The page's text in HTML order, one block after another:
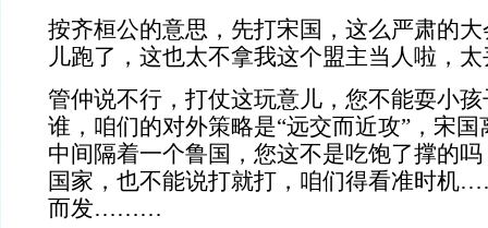
按齐桓公的意思，先打宋国，这么严肃的
儿跑了，这也太不拿我这个盟主当人啦，
管仲说不行，打仗这玩意儿，您不能耍小
谁，咱们的对外策略是“远交而近攻”，宋
中间隔着一个鲁国，您这不是吃饱了撑的
国家，也不能说打就打，咱们得看准时
而发………